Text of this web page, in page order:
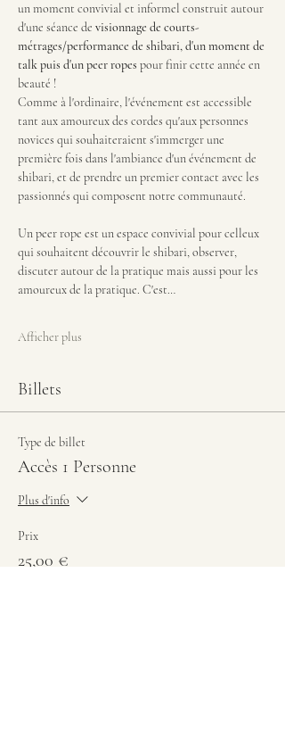
un moment convivial et informel construit autour
d'une séance de visionnage de courts-
métrages/performance de shibari, d'un moment de
talk puis d'un peer ropes pour finir cette année en
beauté !
Comme à l'ordinaire, l'événement est accessible
tant aux amoureux des cordes qu'aux personnes
novices qui souhaiteraient s'immerger une
première fois dans l'ambiance d'un événement de
shibari, et de prendre un premier contact avec les
passionnés qui composent notre communauté.
Un peer rope est un espace convivial pour celleux
qui souhaitent découvrir le shibari, observer,
discuter autour de la pratique mais aussi pour les
amoureux de la pratique. C'est…
Afficher plus
Billets
Type de billet
Accès 1 Personne
Plus d'info
Prix
25,00 €